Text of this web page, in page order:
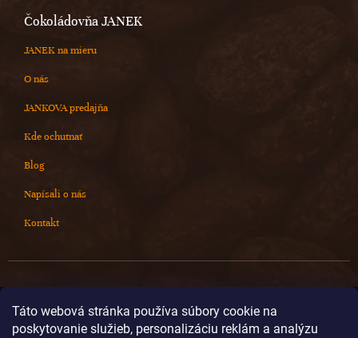
Táto webová stránka používa súbory cookie na
poskytovanie služieb, personalizáciu reklám a analýzu
Čokoládovňa JANEK
JANEK na mieru
O nás
JANKOVA predajňa
Kde ochutnať
Blog
Napísali o nás
Kontakt
info@cokoladovnajanek.sk